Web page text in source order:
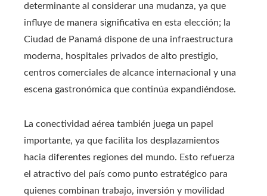
determinante al considerar una mudanza, ya que
influye de manera significativa en esta elección; la
Ciudad de Panamá dispone de una infraestructura
moderna, hospitales privados de alto prestigio,
centros comerciales de alcance internacional y una
escena gastronómica que continúa expandiéndose.
La conectividad aérea también juega un papel
importante, ya que facilita los desplazamientos
hacia diferentes regiones del mundo. Esto refuerza
el atractivo del país como punto estratégico para
quienes combinan trabajo, inversión y movilidad